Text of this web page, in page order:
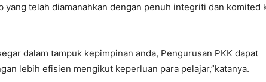
yang telah diamanahkan dengan penuh integriti dan komited
dalam tampuk kepimpinan anda, Pengurusan PKK dapat
lebih efisien mengikut keperluan para pelajar,”katanya.